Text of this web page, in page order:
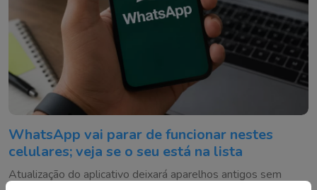
WhatsApp vai parar de funcionar nestes
celulares; veja se o seu está na lista
Atualização do aplicativo deixará aparelhos antigos sem